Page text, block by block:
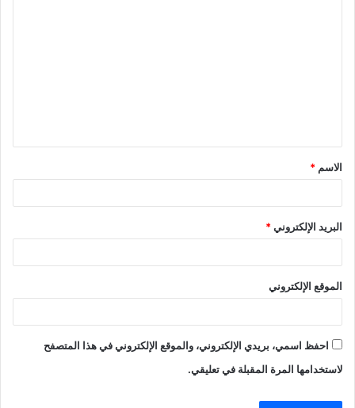
ق
*
الاسم *
البريد الإلكتروني*
الموقع الإلكتروني
احفظ اسمي، بريدي الإلكتروني، والموقع الإلكتروني في هذا المتصفح
لاستخدامها المرة المقبلة في تعليقي.